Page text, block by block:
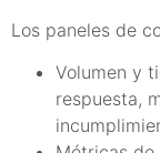
Los paneles de
Volumen y
respuesta,